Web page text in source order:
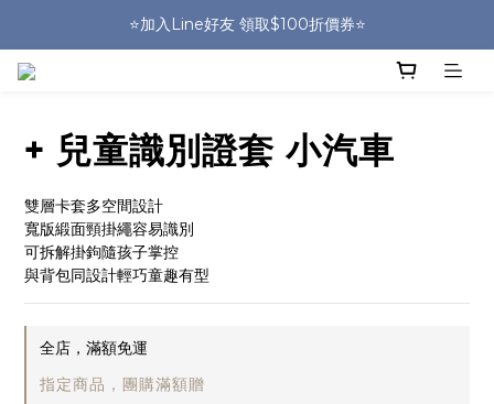
🎒HUGGER實體門市~實背才知道🎒
⭐️加入Line好友 領取$100折價券⭐️
+ 兒童識別證套 小汽車
雙層卡套多空間設計
寬版緞面頸掛繩容易識別
可拆解掛鉤隨孩子掌控
與背包同設計輕巧童趣有型
全店，滿額免運
指定商品，團購滿額贈